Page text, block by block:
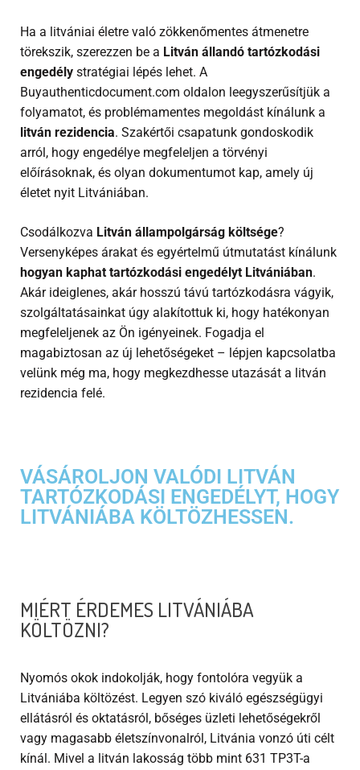
Ha a litvániai életre való zökkenőmentes átmenetre
törekszik, szerezzen be a Litván állandó tartózkodási
engedély stratégiai lépés lehet. A
Buyauthenticdocument.com oldalon leegyszerűsítjük a
folyamatot, és problémamentes megoldást kínálunk a
litván rezidencia. Szakértői csapatunk gondoskodik
arról, hogy engedélye megfeleljen a törvényi
előírásoknak, és olyan dokumentumot kap, amely új
életet nyit Litvániában.
Csodálkozva Litván állampolgárság költsége?
Versenyképes árakat és egyértelmű útmutatást kínálunk
hogyan kaphat tartózkodási engedélyt Litvániában.
Akár ideiglenes, akár hosszú távú tartózkodásra vágyik,
szolgáltatásainkat úgy alakítottuk ki, hogy hatékonyan
megfeleljenek az Ön igényeinek. Fogadja el
magabiztosan az új lehetőségeket – lépjen kapcsolatba
velünk még ma, hogy megkezdhesse utazását a litván
rezidencia felé.
VÁSÁROLJON VALÓDI LITVÁN
TARTÓZKODÁSI ENGEDÉLYT, HOGY
LITVÁNIÁBA KÖLTÖZHESSEN.
MIÉRT ÉRDEMES LITVÁNIÁBA
KÖLTÖZNI?
Nyomós okok indokolják, hogy fontolóra vegyük a
Litvániába költözést. Legyen szó kiváló egészségügyi
ellátásról és oktatásról, bőséges üzleti lehetőségekről
vagy magasabb életszínvonalról, Litvánia vonzó úti célt
kínál. Mivel a litván lakosság több mint 631 TP3T-a